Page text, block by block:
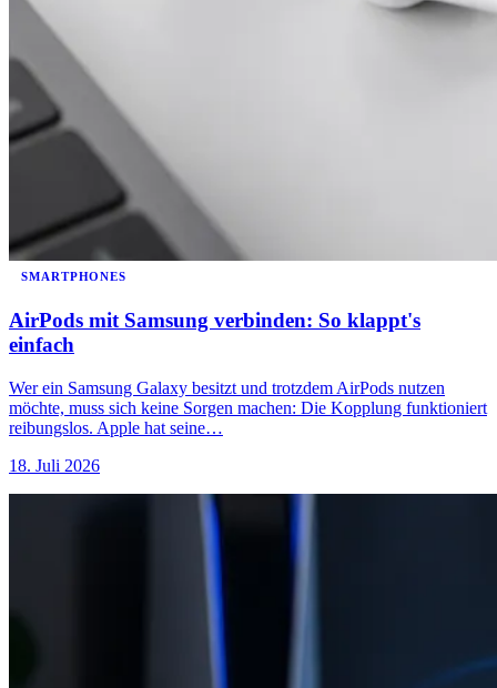
SMARTPHONES
AirPods mit Samsung verbinden: So klappt's
einfach
Wer ein Samsung Galaxy besitzt und trotzdem AirPods nutzen
möchte, muss sich keine Sorgen machen: Die Kopplung funktioniert
reibungslos. Apple hat seine…
18. Juli 2026